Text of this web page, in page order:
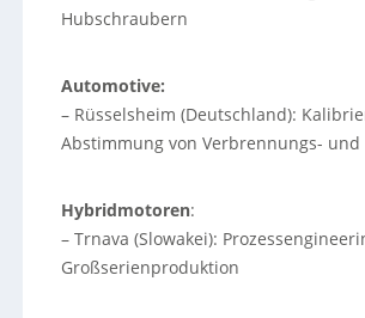
Hubschraubern
Automotive:
– Rüsselsheim (Deutschland):
Abstimmung von Verbrennungs- und
Hybridmotoren:
– Trnava (Slowakei):
Großserienproduktion